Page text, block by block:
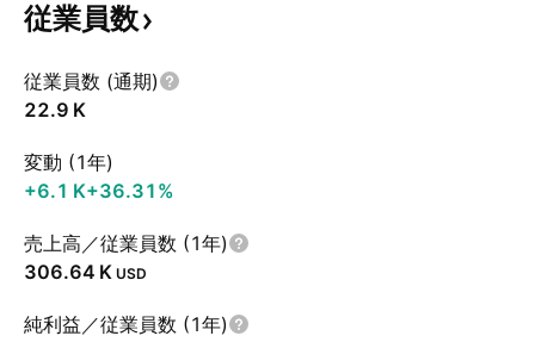
従業員数
従業員数 (通期)
‪22.9 K‬
変動 (1年)
‪+6.1 K‬+36.31%
売上高／従業員数 (1年)
‪306.64 K‬ USD
純利益／従業員数 (1年)